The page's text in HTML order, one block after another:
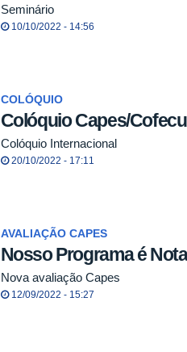
Seminário
10/10/2022 - 14:56
COLÓQUIO
Colóquio Capes/
Colóquio Internacional
20/10/2022 - 17:11
AVALIAÇÃO CAPES
Nosso Programa é
Nova avaliação Capes
12/09/2022 - 15:27